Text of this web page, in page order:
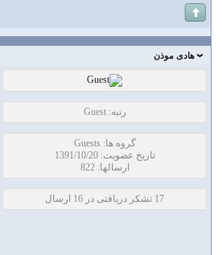
هادی موذن
رتبه: Guest
گروه ها: Guests
تاریخ عضویت: 1391/10/20
ارسالها: 822
17 تشکر دریافتی در 16 ارسال